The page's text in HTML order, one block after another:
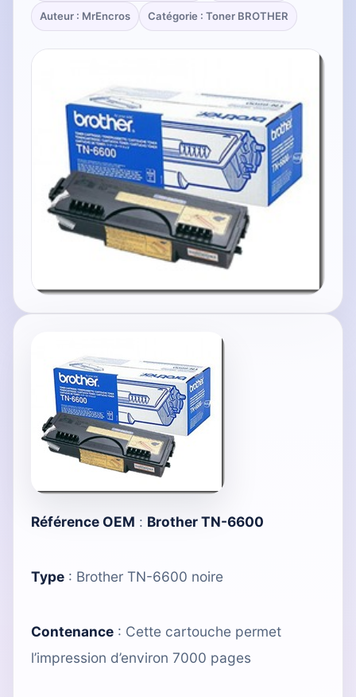
Auteur : MrEncros Catégorie : Toner BROTHER
Référence OEM : Brother TN-6600
Type : Brother TN-6600 noire
Contenance : Cette cartouche permet
l’impression d’environ 7000 pages